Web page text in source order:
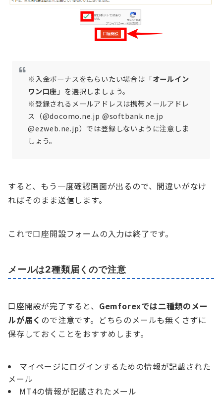
※入金ボーナスをもらいたい場合は「オールイン
ワン口座 」を選択しましょう。
※登録されるメールアドレスは携帯メールアドレ
ス（@docomo.ne.jp @softbank.ne.jp
@ezweb.ne.jp）では登録しないように注意しま
しょう。
すると、もう一度確認画面が出るので、間違いがなけ
ればそのまま送信します。
これで口座開設フォームの入力は終了です。
メールは2種類届くので注意
口座開設が完了すると、 Gemforexでは二種類のメー
ルが届く ので注意です。どちらのメールも無くさずに
保存しておくことをおすすめします。
マイページにログインするための情報が記載された
メール
MT4の情報が記載されたメール